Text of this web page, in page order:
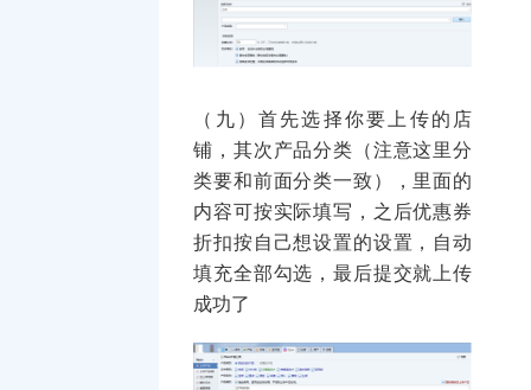
（九）首先选择你要上传的店
铺，其次产品分类（注意这里分
类要和前面分类一致），里面的
内容可按实际填写，之后优惠券
折扣按自己想设置的设置，自动
填充全部勾选，最后提交就上传
成功了